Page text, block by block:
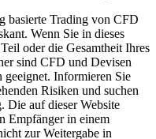
basierte Trading von CFD
Wenn Sie in dieses
oder die Gesamtheit Ihres
sind CFD und Devisen
geeignet. Informieren Sie
Risiken und suchen
Die auf dieser Website
Empfänger in einem
zur Weitergabe in